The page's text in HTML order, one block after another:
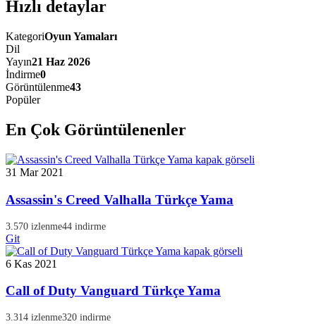
Hızlı detaylar
KategoriOyun Yamaları
Dil
Yayın21 Haz 2026
İndirme0
Görüntülenme43
Popüler
En Çok Görüntülenenler
31 Mar 2021
Assassin's Creed Valhalla Türkçe Yama
3.570 izlenme44 indirme
Git
6 Kas 2021
Call of Duty Vanguard Türkçe Yama
3.314 izlenme320 indirme